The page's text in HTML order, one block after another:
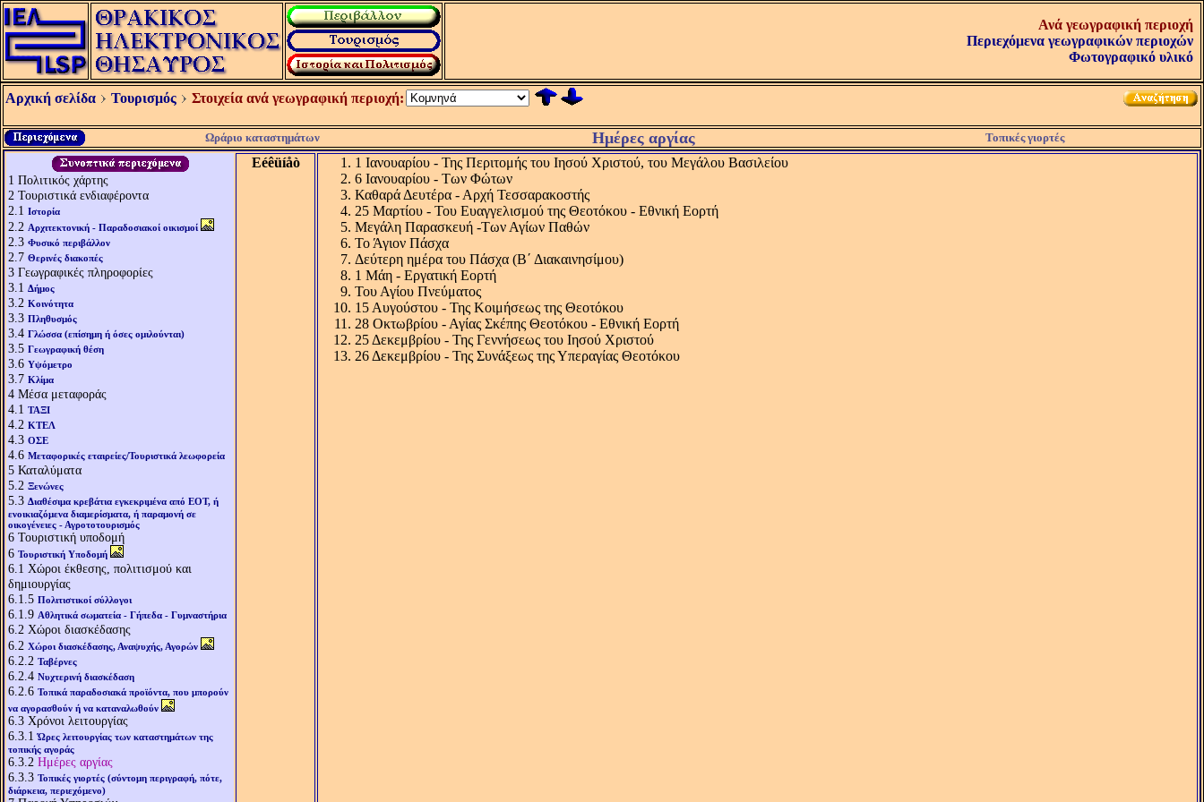
Ανά γεωγραφική περιοχή
Περιεχόμενα γεωγραφικών περιοχών
Φωτογραφικό υλικό
Αρχική σελίδα Τουρισμός Στοιχεία ανά γεωγραφική περιοχή:
Ωράριο καταστημάτων Ημέρες αργίας Τοπικές γιορτές
1 Πολιτικός χάρτης
2 Τουριστικά ενδιαφέροντα
2.1 Ιστορία
2.2 Αρχιτεκτονική - Παραδοσιακοί οικισμοί
2.3 Φυσικό περιβάλλον
2.7 Θερινές διακοπές
3 Γεωγραφικές πληροφορίες
3.1 Δήμος
3.2 Κοινότητα
3.3 Πληθυσμός
3.4 Γλώσσα (επίσημη ή όσες ομιλούνται)
3.5 Γεωγραφική θέση
3.6 Υψόμετρο
3.7 Κλίμα
4 Μέσα μεταφοράς
4.1 ΤΑΞΙ
4.2 ΚΤΕΛ
4.3 ΟΣΕ
4.6 Μεταφορικές εταιρείες/Τουριστικά λεωφορεία
5 Καταλύματα
5.2 Ξενώνες
5.3 Διαθέσιμα κρεβάτια εγκεκριμένα από ΕΟΤ, ή
ενοικιαζόμενα διαμερίσματα, ή παραμονή σε
οικογένειες - Αγροτοτουρισμός
6 Τουριστική υποδομή
6 Τουριστική Υποδομή
6.1 Χώροι έκθεσης, πολιτισμού και
δημιουργίας
6.1.5 Πολιτιστικοί σύλλογοι
6.1.9 Αθλητικά σωματεία - Γήπεδα - Γυμναστήρια
6.2 Χώροι διασκέδασης
6.2 Χώροι διασκέδασης, Αναψυχής, Αγορών
6.2.2 Ταβέρνες
6.2.4 Νυχτερινή διασκέδαση
6.2.6 Τοπικά παραδοσιακά προϊόντα, που μπορούν
να αγορασθούν ή να καταναλωθούν
6.3 Χρόνοι λειτουργίας
6.3.1Ώρες λειτουργίας των καταστημάτων της
τοπικής αγοράς
6.3.2 Ημέρες αργίας
6.3.3 Τοπικές γιορτές (σύντομη περιγραφή, πότε,
διάρκεια, περιεχόμενο)
Eéêüíåò
1 Ιανουαρίου - Της Περιτομής του Ιησού Χριστού, του Μεγάλου Βασιλείου
6 Ιανουαρίου - Των Φώτων
Καθαρά Δευτέρα - Αρχή Τεσσαρακοστής
25 Μαρτίου - Του Ευαγγελισμού της Θεοτόκου - Εθνική Εορτή
Μεγάλη Παρασκευή -Των Αγίων Παθών
Το Άγιον Πάσχα
Δεύτερη ημέρα του Πάσχα (Β΄ Διακαινησίμου)
1 Μάη - Εργατική Εορτή
Του Αγίου Πνεύματος
15 Αυγούστου - Της Κοιμήσεως της Θεοτόκου
28 Οκτωβρίου - Αγίας Σκέπης Θεοτόκου - Εθνική Εορτή
25 Δεκεμβρίου - Της Γεννήσεως του Ιησού Χριστού
26 Δεκεμβρίου - Της Συνάξεως της Υπεραγίας Θεοτόκου